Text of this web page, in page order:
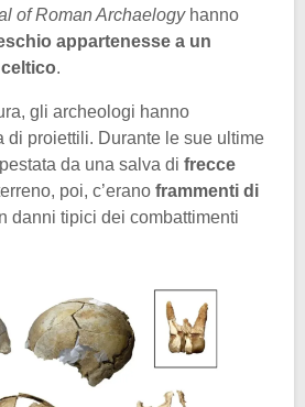
of Roman Archaelogy hanno
appartenesse a un
.
gli archeologi hanno
di proiettili. Durante le sue ultime
da una salva di frecce
poi, c’erano frammenti di
danni tipici dei combattimenti